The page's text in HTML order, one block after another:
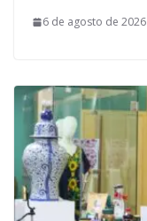
6 de agosto de 2026